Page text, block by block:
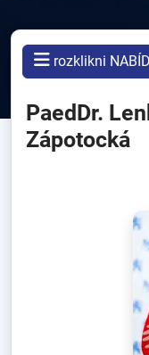
rozklikni
PaedDr.
Zápotocká